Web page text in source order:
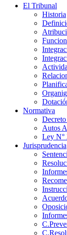
El Tribunal
Historia
Normativa
Autos
Ley N°
Jurisprudencia